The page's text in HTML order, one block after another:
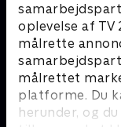
oplevelse af
målrette
målrettet
platforme. Du
herunder, og
Danmarks
TV-Shows • 1